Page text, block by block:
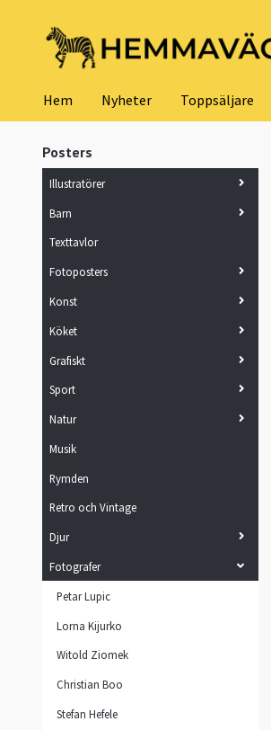
Hem Nyheter Toppsäljare
Posters
Illustratörer
Barn
Texttavlor
Fotoposters
Konst
Köket
Grafiskt
Sport
Natur
Musik
Rymden
Retro och Vintage
Djur
Fotografer
Petar Lupic
Lorna Kijurko
Witold Ziomek
Christian Boo
Stefan Hefele